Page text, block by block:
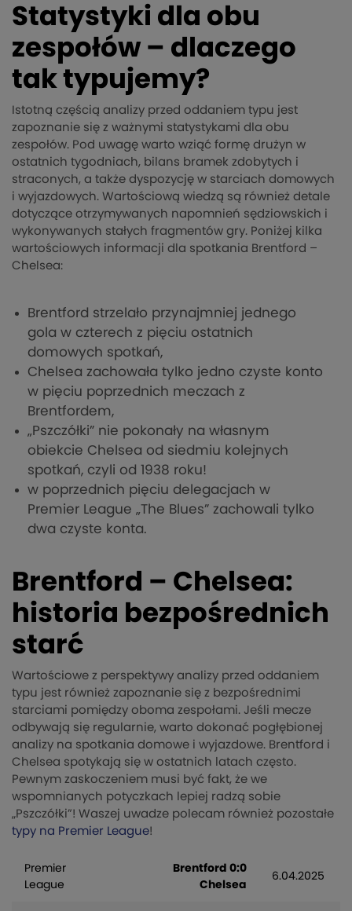
Statystyki dla obu
zespołów – dlaczego
tak typujemy?
Istotną częścią analizy przed oddaniem typu jest
zapoznanie się z ważnymi statystykami dla obu
zespołów. Pod uwagę warto wziąć formę drużyn w
ostatnich tygodniach, bilans bramek zdobytych i
straconych, a także dyspozycję w starciach domowych
i wyjazdowych. Wartościową wiedzą są również detale
dotyczące otrzymywanych napomnień sędziowskich i
wykonywanych stałych fragmentów gry. Poniżej kilka
wartościowych informacji dla spotkania Brentford –
Chelsea:
Brentford strzelało przynajmniej jednego
gola w czterech z pięciu ostatnich
domowych spotkań,
Chelsea zachowała tylko jedno czyste konto
w pięciu poprzednich meczach z
Brentfordem,
„Pszczółki” nie pokonały na własnym
obiekcie Chelsea od siedmiu kolejnych
spotkań, czyli od 1938 roku!
w poprzednich pięciu delegacjach w
Premier League „The Blues” zachowali tylko
dwa czyste konta.
Brentford – Chelsea:
historia bezpośrednich
starć
Wartościowe z perspektywy analizy przed oddaniem
typu jest również zapoznanie się z bezpośrednimi
starciami pomiędzy oboma zespołami. Jeśli mecze
odbywają się regularnie, warto dokonać pogłębionej
analizy na spotkania domowe i wyjazdowe. Brentford i
Chelsea spotykają się w ostatnich latach często.
Pewnym zaskoczeniem musi być fakt, że we
wspomnianych potyczkach lepiej radzą sobie
„Pszczółki”! Waszej uwadze polecam również pozostałe
typy na Premier League!
Premier
League
Brentford 0:0
Chelsea
6.04.2025